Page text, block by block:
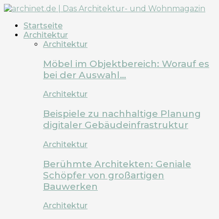
Startseite
Architektur
Architektur
Möbel im Objektbereich: Worauf es
bei der Auswahl…
Architektur
Beispiele zu nachhaltige Planung
digitaler Gebäudeinfrastruktur
Architektur
Berühmte Architekten: Geniale
Schöpfer von großartigen
Bauwerken
Architektur